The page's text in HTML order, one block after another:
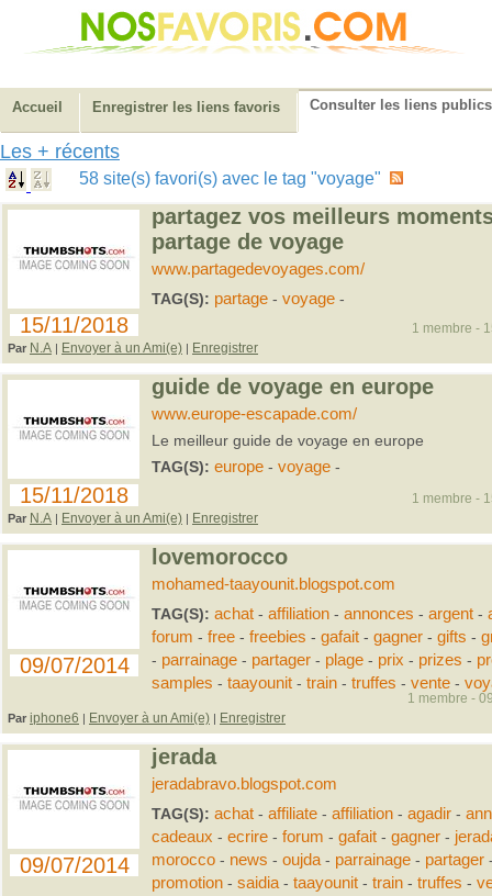
Accueil Enregistrer les liens favoris Consulter les liens publics
Les + récents
58 site(s) favori(s) avec le tag "voyage"
15/11/2018
partagez vos meilleurs
partage de voyage
www.partagedevoyages.com/
TAG(S): partage- voyage-
Par N.A | Envoyer à un Ami(e) | Enregistrer
1 membre -
15/11/2018
guide de voyage en europe
www.europe-escapade.com/
Le meilleur guide de voyage en europe
TAG(S): europe- voyage-
Par N.A | Envoyer à un Ami(e) | Enregistrer
1 membre -
09/07/2014
lovemorocco
mohamed-taayounit.blogspot.com
TAG(S): achat- affiliation- annonces - argent-
forum - free- freebies - gafait- gagner- gifts -
- parrainage- partager- plage- prix - prizes -
samples - taayounit- train- truffes - vente-
Par iphone6 | Envoyer à un Ami(e) | Enregistrer
1 membre -
09/07/2014
jerada
jeradabravo.blogspot.com
TAG(S): achat- affiliate- affiliation- agadir-
cadeaux - ecrire- forum - gafait- gagner-
morocco- news - oujda- parrainage- partager
promotion- saidia- taayounit- train- truffes -